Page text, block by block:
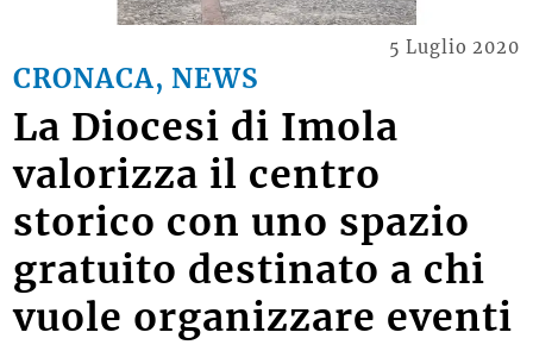
CRONACA, NEWS
La Diocesi di Imola
valorizza il centro
storico con uno spazio
gratuito destinato a chi
vuole organizzare eventi